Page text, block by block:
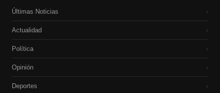
Últimas Noticias ›
Actualidad ›
Política ›
Opinión ›
Deportes ›